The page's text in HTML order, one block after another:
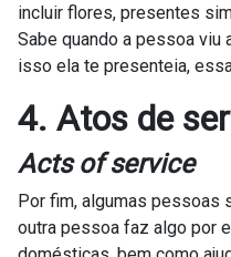
incluir flores, presentes
Sabe quando a pessoa viu
isso ela te presenteia,
4. Atos de
Acts of service
Por fim, algumas pessoas
outra pessoa faz algo por